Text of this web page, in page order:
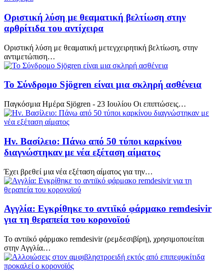
Οριστική λύση με θεαματική βελτίωση στην
αρθρίτιδα του αντίχειρα
Οριστική λύση με θεαματική μετεγχειρητική βελτίωση, στην
αντιμετώπιση…
Το Σύνδρομο Sjögren είναι μια σκληρή ασθένεια
Παγκόσμια Ημέρα Sjögren - 23 Ιουλίου Οι επιπτώσεις…
Ην. Βασίλειο: Πάνω από 50 τύποι καρκίνου
διαγνώστηκαν με νέα εξέταση αίματος
Έχει βρεθεί μια νέα εξέταση αίματος για την…
Αγγλία: Εγκρίθηκε το αντιϊκό φάρμακο remdesivir
για τη θεραπεία του κορονοϊού
Το αντιϊκό φάρμακο remdesivir (ρεμδεσιβίρη), χρησιμοποιείται
στην Αγγλία…